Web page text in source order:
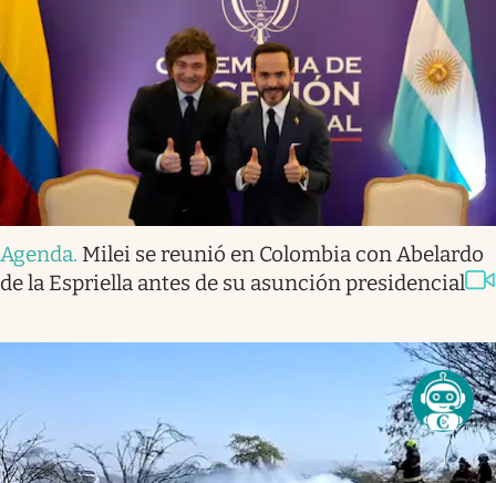
Agenda. Milei se reunió en Colombia con Abelardo
de la Espriella antes de su asunción presidencial